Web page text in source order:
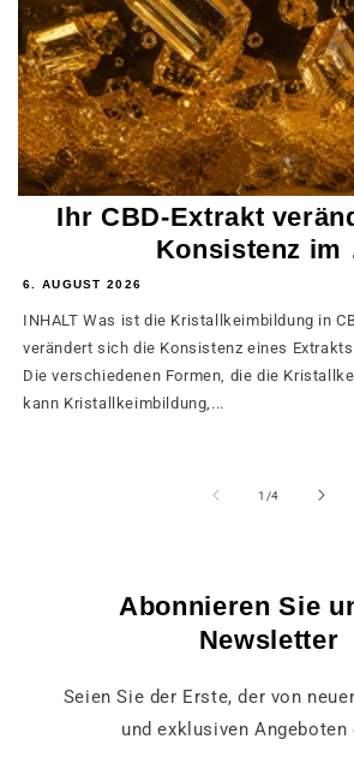
Ihr CBD-Extrakt
Konsistenz
6. AUGUST 2026
INHALT Was ist die Kristallkeimbildung in
verändert sich die Konsistenz eines
Die verschiedenen Formen, die die
kann Kristallkeimbildung,...
1 /von
4
Abonnieren Sie
Newsletter
Seien Sie der Erste, der von
und exklusiven Angeboten